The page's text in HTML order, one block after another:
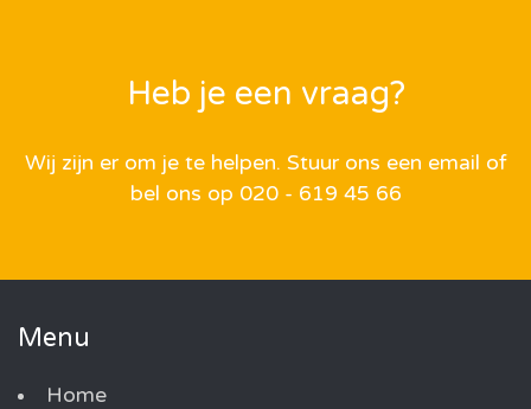
Heb je een vraag?
Wij zijn er om je te helpen. Stuur ons een email of
bel ons op 020 - 619 45 66
Menu
Home